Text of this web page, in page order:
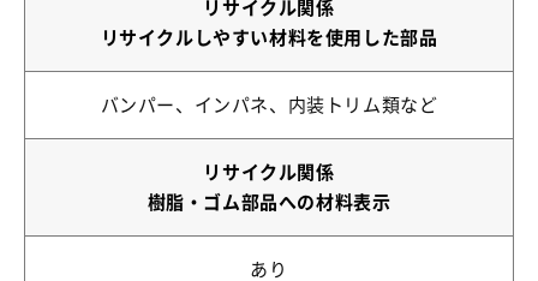
リサイクル関係
リサイクルしやすい材料を使用した部品
バンパー、インパネ、内装トリム類など
リサイクル関係
樹脂・ゴム部品への材料表示
あり